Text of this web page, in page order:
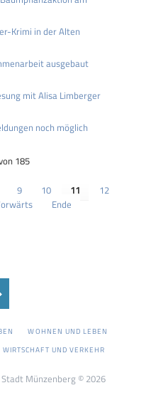
Krimi in der Alten
ausgebaut
mit Alisa Limberger
noch möglich
185
9 10 11
12
Ende
WOHNEN UND LEBEN
WIRTSCHAFT UND VERKEHR
Münzenberg © 2026